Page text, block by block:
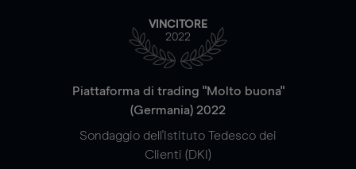
VINCITORE
2022
Piattaforma di trading "Molto buona"
(Germania) 2022
Sondaggio dell'Istituto Tedesco dei
Clienti (DKI)